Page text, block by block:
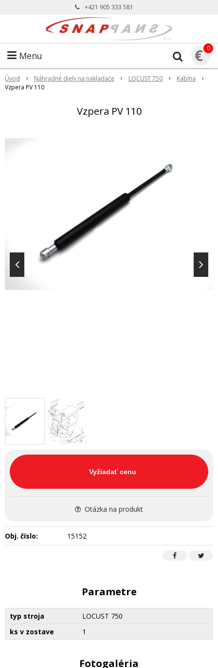
+421 905 333 581
Menu € 0
Úvod Náhradné diely na nakladače LOCUST 750
Kabína
Vzpera PV 110
Vzpera PV 110
Vyžiadať cenu
Otázka na produkt
Obj. číslo: 15152
Parametre
typ stroja
LOCUST 750
ks v zostave
1
Fotogaléria